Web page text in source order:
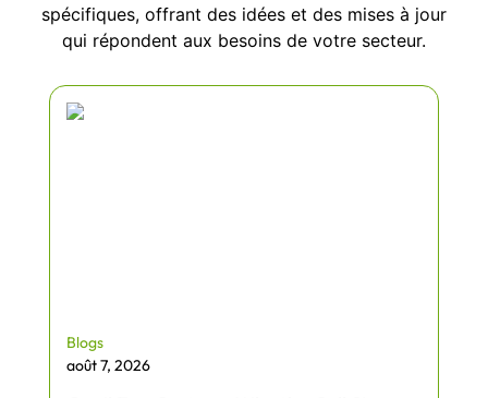
spécifiques, offrant des idées et des mises à jour
qui répondent aux besoins de votre secteur.
Blogs
août 7, 2026